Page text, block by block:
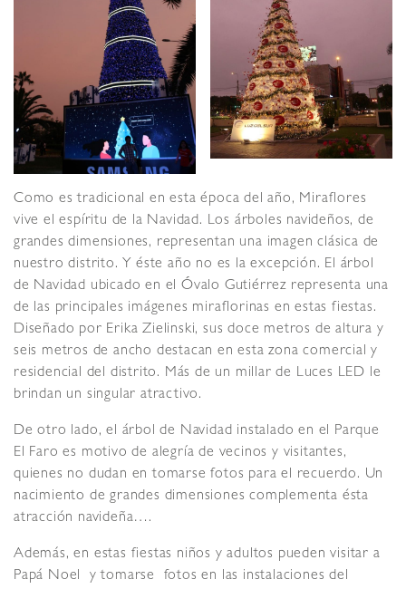
Como es tradicional en esta época del año, Miraflores
vive el espíritu de la Navidad. Los árboles navideños, de
grandes dimensiones, representan una imagen clásica de
nuestro distrito. Y éste año no es la excepción. El árbol
de Navidad ubicado en el Óvalo Gutiérrez representa una
de las principales imágenes miraflorinas en estas fiestas.
Diseñado por Erika Zielinski, sus doce metros de altura y
seis metros de ancho destacan en esta zona comercial y
residencial del distrito. Más de un millar de Luces LED le
brindan un singular atractivo.
De otro lado, el árbol de Navidad instalado en el Parque
El Faro es motivo de alegría de vecinos y visitantes,
quienes no dudan en tomarse fotos para el recuerdo. Un
nacimiento de grandes dimensiones complementa ésta
atracción navideña….
Además, en estas fiestas niños y adultos pueden visitar a
Papá Noel y tomarse fotos en las instalaciones del